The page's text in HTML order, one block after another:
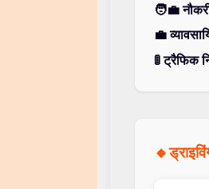
🧑‍💼
💼
🚦 ट्रैफिक